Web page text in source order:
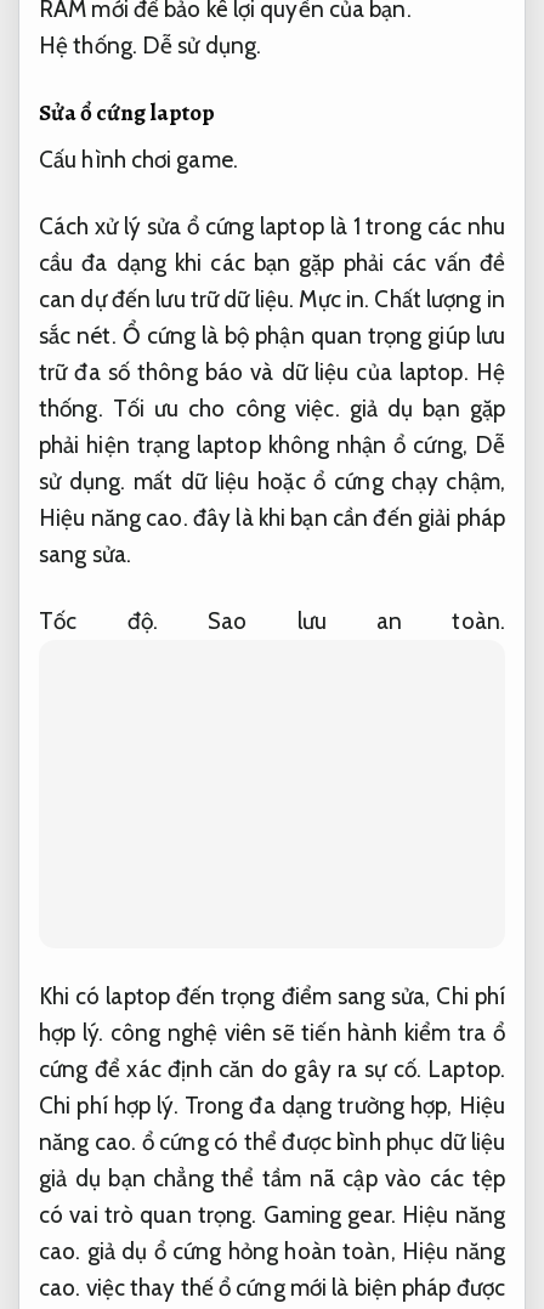
RAM mới để bảo kê lợi quyền của bạn.
Hệ thống. Dễ sử dụng.
Sửa ổ cứng laptop
Cấu hình chơi game.
Cách xử lý sửa ổ cứng laptop là 1 trong các nhu
cầu đa dạng khi các bạn gặp phải các vấn đề
can dự đến lưu trữ dữ liệu. Mực in. Chất lượng in
sắc nét. Ổ cứng là bộ phận quan trọng giúp lưu
trữ đa số thông báo và dữ liệu của laptop. Hệ
thống. Tối ưu cho công việc. giả dụ bạn gặp
phải hiện trạng laptop không nhận ổ cứng, Dễ
sử dụng. mất dữ liệu hoặc ổ cứng chạy chậm,
Hiệu năng cao. đây là khi bạn cần đến giải pháp
sang sửa.
Tốc độ. Sao lưu an toàn.
Khi có laptop đến trọng điểm sang sửa, Chi phí
hợp lý. công nghệ viên sẽ tiến hành kiểm tra ổ
cứng để xác định căn do gây ra sự cố. Laptop.
Chi phí hợp lý. Trong đa dạng trường hợp, Hiệu
năng cao. ổ cứng có thể được bình phục dữ liệu
giả dụ bạn chẳng thể tầm nã cập vào các tệp
có vai trò quan trọng. Gaming gear. Hiệu năng
cao. giả dụ ổ cứng hỏng hoàn toàn, Hiệu năng
cao. việc thay thế ổ cứng mới là biện pháp được